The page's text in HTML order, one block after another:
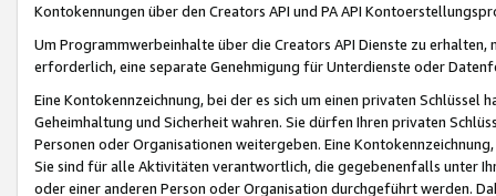
Kontokennungen über den Creators API und PA API
Um Programmwerbeinhalte über die Creators API Dienste zu
erforderlich, eine separate Genehmigung für Unterdienste oder
Eine Kontokennzeichnung, bei der es sich um einen privaten
Geheimhaltung und Sicherheit wahren. Sie dürfen Ihren privaten
Personen oder Organisationen weitergeben. Eine
Sie sind für alle Aktivitäten verantwortlich, die gegebenenfalls unter
oder einer anderen Person oder Organisation durchgeführt werden.